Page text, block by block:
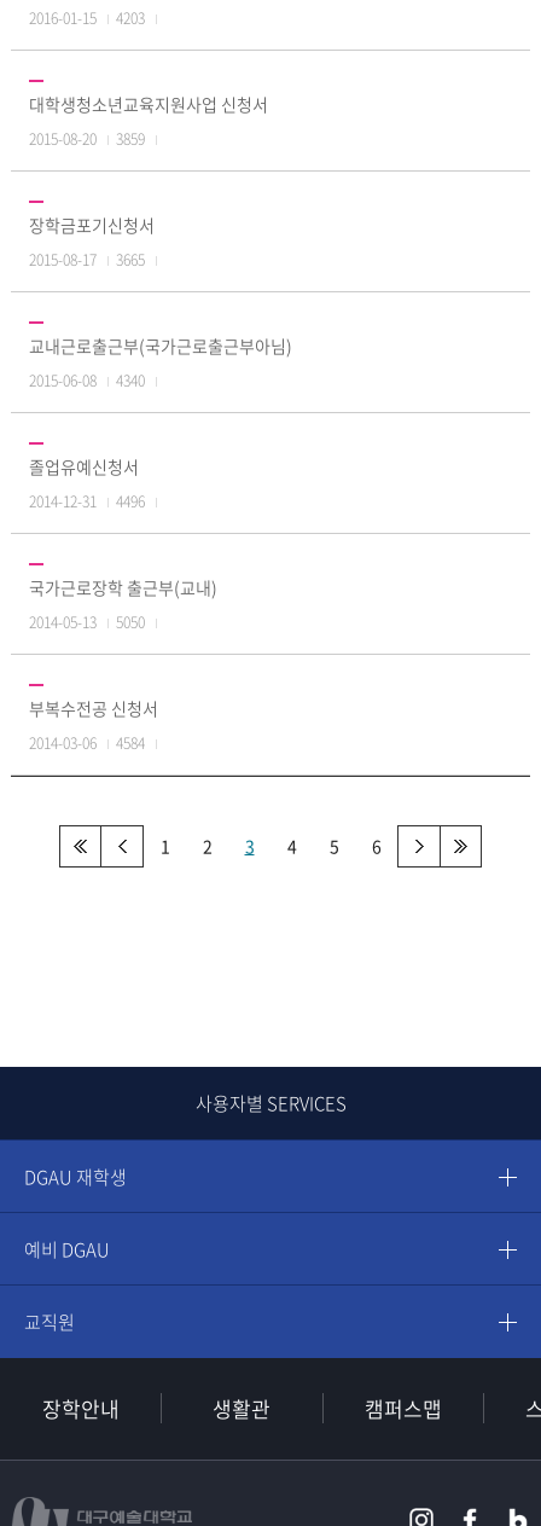
2016-01-15 4203
대학생청소년교육지원사업 신청서
2015-08-20 3859
장학금포기신청서
2015-08-17 3665
교내근로출근부(국가근로출근부아님)
2015-06-08 4340
졸업유예신청서
2014-12-31 4496
국가근로장학 출근부(교내)
2014-05-13 5050
부복수전공 신청서
2014-03-06 4584
1 2 3 4 5 6
사용자별 SERVICES
DGAU 재학생
예비 DGAU
교직원
장학안내 생활관 캠퍼스맵